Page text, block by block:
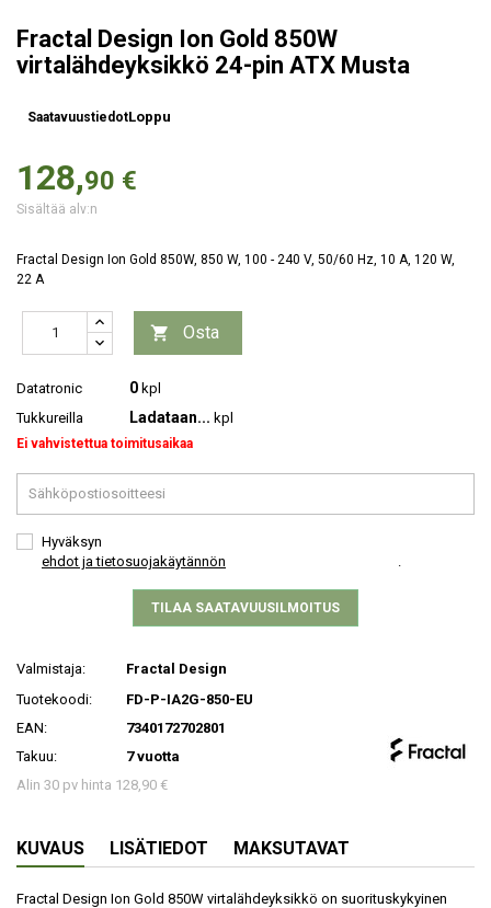
Fractal Design Ion Gold 850W
virtalähdeyksikkö 24-pin ATX Musta
SaatavuustiedotLoppu
128,90 €
Sisältää alv:n
Fractal Design Ion Gold 850W, 850 W, 100 - 240 V, 50/60 Hz, 10 A, 120 W,
22 A
 Osta
Datatronic 0 kpl
Tukkureilla
Ladataan... kpl
Ei vahvistettua toimitusaikaa
Hyväksyn
ehdot ja tietosuojakäytännön
TILAA SAATAVUUSILMOITUS
Valmistaja:
Fractal Design
Tuotekoodi:
FD-P-IA2G-850-EU
EAN:
7340172702801
Takuu:
7 vuotta
Alin 30 pv hinta 128,90 €
KUVAUS LISÄTIEDOT MAKSUTAVAT
Fractal Design Ion Gold 850W virtalähdeyksikkö on suorituskykyinen